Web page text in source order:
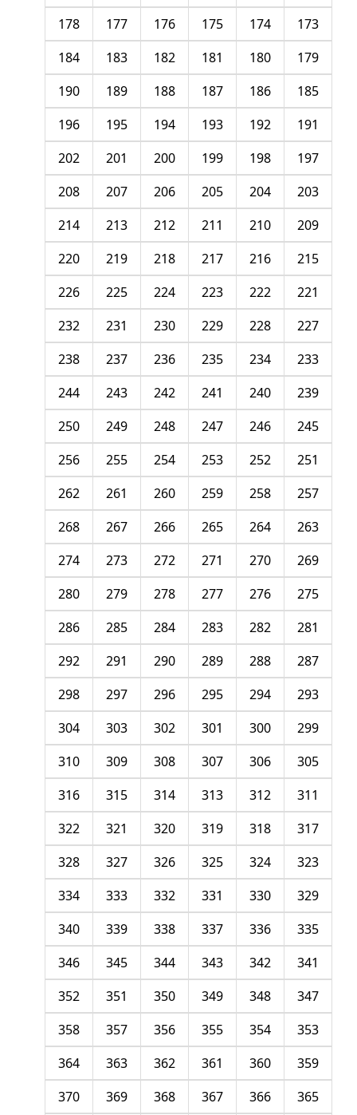
173
174
175
176
177
178
179
180
181
182
183
184
185
186
187
188
189
190
191
192
193
194
195
196
197
198
199
200
201
202
203
204
205
206
207
208
209
210
211
212
213
214
215
216
217
218
219
220
221
222
223
224
225
226
227
228
229
230
231
232
233
234
235
236
237
238
239
240
241
242
243
244
245
246
247
248
249
250
251
252
253
254
255
256
257
258
259
260
261
262
263
264
265
266
267
268
269
270
271
272
273
274
275
276
277
278
279
280
281
282
283
284
285
286
287
288
289
290
291
292
293
294
295
296
297
298
299
300
301
302
303
304
305
306
307
308
309
310
311
312
313
314
315
316
317
318
319
320
321
322
323
324
325
326
327
328
329
330
331
332
333
334
335
336
337
338
339
340
341
342
343
344
345
346
347
348
349
350
351
352
353
354
355
356
357
358
359
360
361
362
363
364
365
366
367
368
369
370